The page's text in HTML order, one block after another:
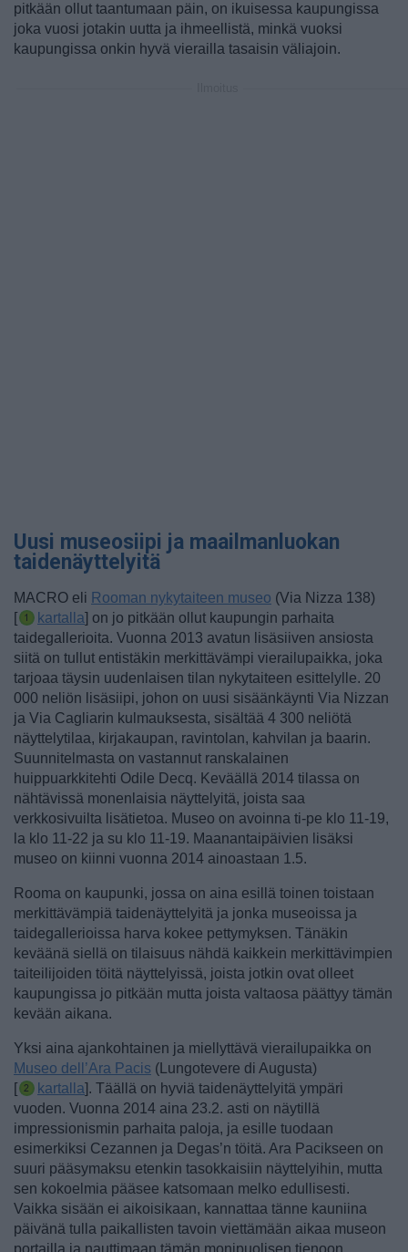
pitkään ollut taantumaan päin, on ikuisessa kaupungissa
joka vuosi jotakin uutta ja ihmeellistä, minkä vuoksi
kaupungissa onkin hyvä vierailla tasaisin väliajoin.
Uusi museosiipi ja maailmanluokan
taidenäyttelyitä
MACRO eli Rooman nykytaiteen museo (Via Nizza 138)
[
kartalla] on jo pitkään ollut kaupungin parhaita
taidegallerioita. Vuonna 2013 avatun lisäsiiven ansiosta
siitä on tullut entistäkin merkittävämpi vierailupaikka, joka
tarjoaa täysin uudenlaisen tilan nykytaiteen esittelylle. 20
000 neliön lisäsiipi, johon on uusi sisäänkäynti Via Nizzan
ja Via Cagliarin kulmauksesta, sisältää 4 300 neliötä
näyttelytilaa, kirjakaupan, ravintolan, kahvilan ja baarin.
Suunnitelmasta on vastannut ranskalainen
huippuarkkitehti Odile Decq. Keväällä 2014 tilassa on
nähtävissä monenlaisia näyttelyitä, joista saa
verkkosivuilta lisätietoa. Museo on avoinna ti-pe klo 11-19,
la klo 11-22 ja su klo 11-19. Maanantaipäivien lisäksi
museo on kiinni vuonna 2014 ainoastaan 1.5.
Rooma on kaupunki, jossa on aina esillä toinen toistaan
merkittävämpiä taidenäyttelyitä ja jonka museoissa ja
taidegallerioissa harva kokee pettymyksen. Tänäkin
keväänä siellä on tilaisuus nähdä kaikkein merkittävimpien
taiteilijoiden töitä näyttelyissä, joista jotkin ovat olleet
kaupungissa jo pitkään mutta joista valtaosa päättyy tämän
kevään aikana.
Yksi aina ajankohtainen ja miellyttävä vierailupaikka on
Museo dell’Ara Pacis (Lungotevere di Augusta)
[
kartalla]. Täällä on hyviä taidenäyttelyitä ympäri
vuoden. Vuonna 2014 aina 23.2. asti on näytillä
impressionismin parhaita paloja, ja esille tuodaan
esimerkiksi Cezannen ja Degas’n töitä. Ara Pacikseen on
suuri pääsymaksu etenkin tasokkaisiin näyttelyihin, mutta
sen kokoelmia pääsee katsomaan melko edullisesti.
Vaikka sisään ei aikoisikaan, kannattaa tänne kauniina
päivänä tulla paikallisten tavoin viettämään aikaa museon
portailla ja nauttimaan tämän monipuolisen tienoon